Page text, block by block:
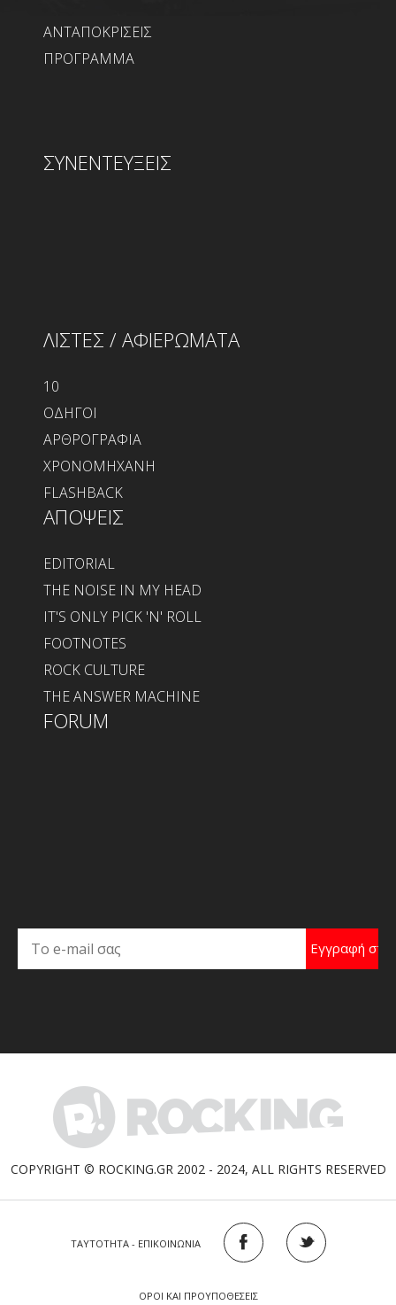
ΑΝΤΑΠΟΚΡΙΣΕΙΣ
ΠΡΟΓΡΑΜΜΑ
ΣΥΝΕΝΤΕΥΞΕΙΣ
ΛΙΣΤΕΣ / ΑΦΙΕΡΩΜΑΤΑ
10
ΟΔΗΓΟΙ
ΑΡΘΡΟΓΡΑΦΙΑ
ΧΡΟΝΟΜΗΧΑΝΗ
FLASHBACK
ΑΠΟΨΕΙΣ
EDITORIAL
THE NOISE IN MY HEAD
IT'S ONLY PICK 'N' ROLL
FOOTNOTES
ROCK CULTURE
THE ANSWER MACHINE
FORUM
COPYRIGHT © ROCKING.GR 2002 - 2024, ALL RIGHTS RESERVED
ΤΑΥΤΟΤΗΤΑ - ΕΠΙΚΟΙΝΩΝΙΑ
ΟΡΟΙ ΚΑΙ ΠΡΟΥΠΟΘΕΣΕΙΣ